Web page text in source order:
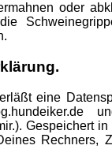
oder
eine
Gespeichert
Rechners,